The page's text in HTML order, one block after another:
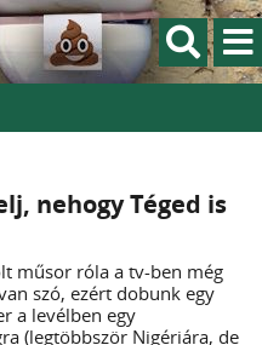
nehogy Téged is
műsor róla a tv-ben még
szó, ezért dobunk egy
a levélben egy
(legtöbbször Nigériára, de